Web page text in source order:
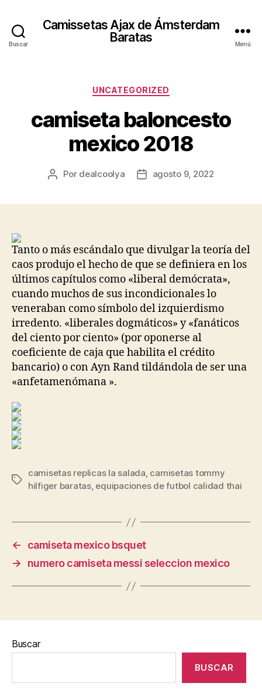
Buscar
Camissetas Ajax de Ámsterdam
Baratas
Menú
Categorías
UNCATEGORIZED
camiseta baloncesto
mexico 2018
Autor
Por dealcoolya
Fechaagosto 9, 2022
Tanto o más escándalo que divulgar la teoría del
caos produjo el hecho de que se definiera en los
últimos capítulos como «liberal demócrata»,
cuando muchos de sus incondicionales lo
veneraban como símbolo del izquierdismo
irredento. «liberales dogmáticos» y «fanáticos
del ciento por ciento» (por oponerse al
coeficiente de caja que habilita el crédito
bancario) o con Ayn Rand tildándola de ser una
«anfetamenómana ».
Etiquetas
camisetas replicas la salada, camisetas tommy
hilfiger baratas, equipaciones de futbol calidad thai
←
camiseta mexico bsquet
→
numero camiseta messi seleccion mexico
Buscar
BUSCAR